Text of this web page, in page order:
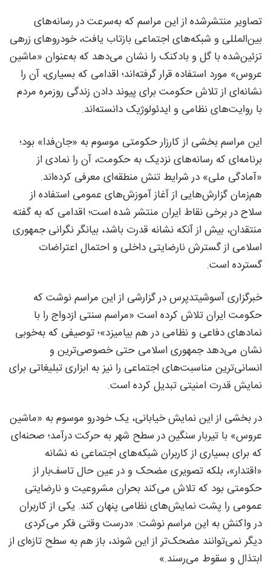
تصاویر منتشرشده از این مراسم که به‌سرعت در رسانه‌های
بین‌المللی و شبکه‌های اجتماعی بازتاب یافت، خودروهای زرهی
تزئین‌شده با گل و بادکنک را نشان می‌دهد که به‌عنوان «ماشین
عروس» مورد استفاده قرار گرفته‌اند؛ اقدامی که بسیاری، آن را
نشانه‌ای از تلاش حکومت برای پیوند دادن زندگی روزمره مردم
با روایت‌های نظامی و ایدئولوژیک دانسته‌اند.
این مراسم بخشی از کارزار حکومتی موسوم به «جان‌فدا» بود؛
برنامه‌ای که رسانه‌های نزدیک به حکومت، آن را نمادی از
«آمادگی ملی» در شرایط تنش منطقه‌ای معرفی کرده‌اند.
هم‌زمان گزارش‌هایی از آغاز آموزش‌های عمومی استفاده از
سلاح در برخی نقاط ایران منتشر شده است؛ اقدامی که به گفته
منتقدان، بیش از آنکه نشانه قدرت باشد، بیانگر نگرانی جمهوری
اسلامی از گسترش نارضایتی داخلی و احتمال اعتراضات
گسترده است.
خبرگزاری آسوشیتدپرس در گزارشی از این مراسم نوشت که
حکومت ایران تلاش کرده است «مراسم سنتی ازدواج را با
نمادهای دفاعی و نظامی در هم بیامیزد»؛ توصیفی که به‌خوبی
نشان می‌دهد جمهوری اسلامی حتی خصوصی‌ترین و
انسانی‌ترین مناسبت‌های اجتماعی را نیز به ابزاری تبلیغاتی برای
نمایش قدرت امنیتی تبدیل کرده است.
در بخشی از این نمایش خیابانی، یک خودرو موسوم به «ماشین
عروس» با تیربار سنگین در سطح شهر به حرکت درآمد؛ صحنه‌ای
که برای بسیاری از کاربران شبکه‌های اجتماعی نه نشانه
«اقتدار»، بلکه تصویری مضحک و در عین حال تاسف‌بار از
حکومتی بود که تلاش می‌کند بحران مشروعیت و نارضایتی
عمومی را پشت نمایش‌های نظامی پنهان کند. یکی از کاربران
در واکنش به این مراسم نوشت: «درست وقتی فکر می‌کردی
دیگر نمی‌توانند مضحک‌تر از این شوند، باز هم به سطح تازه‌ای از
ابتذال و سقوط می‌رسند.»